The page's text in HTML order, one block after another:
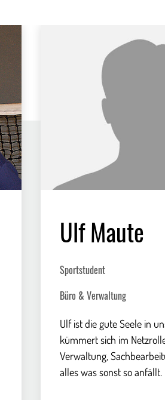
Ulf Maute
Sportstudent
Büro & Verwaltung
Ulf ist die gute Seele in
kümmert sich im
Verwaltung,
alles was sonst so anfällt.